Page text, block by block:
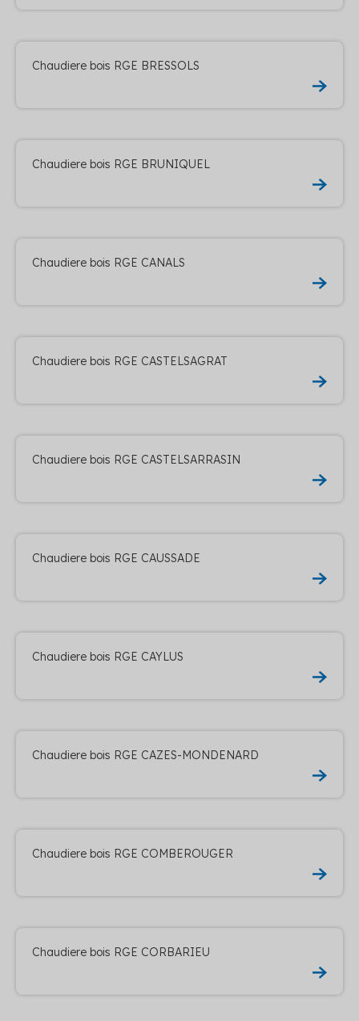
Chaudiere bois RGE BRESSOLS
Chaudiere bois RGE BRUNIQUEL
Chaudiere bois RGE CANALS
Chaudiere bois RGE CASTELSAGRAT
Chaudiere bois RGE CASTELSARRASIN
Chaudiere bois RGE CAUSSADE
Chaudiere bois RGE CAYLUS
Chaudiere bois RGE CAZES-MONDENARD
Chaudiere bois RGE COMBEROUGER
Chaudiere bois RGE CORBARIEU